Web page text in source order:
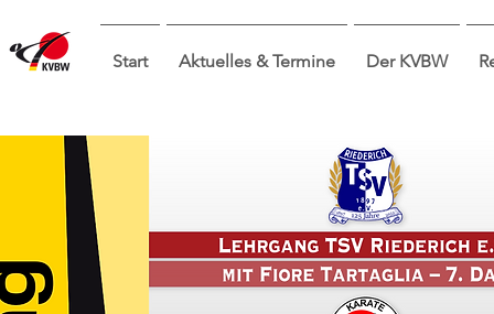
Start Aktuelles & Termine Der KVBW